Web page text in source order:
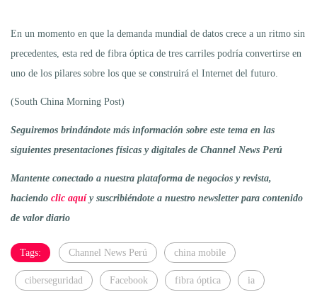
En un momento en que la demanda mundial de datos crece a un ritmo sin
precedentes, esta red de fibra óptica de tres carriles podría convertirse en
uno de los pilares sobre los que se construirá el Internet del futuro.
(South China Morning Post)
Seguiremos brindándote más información sobre este tema en las
siguientes presentaciones físicas y digitales de Channel News Perú
Mantente conectado a nuestra plataforma de negocios y revista,
haciendo clic aquíy suscribiéndote a nuestro newsletter para contenido
de valor diario
Tags: Channel News Perú china mobile
ciberseguridad Facebook fibra óptica ia